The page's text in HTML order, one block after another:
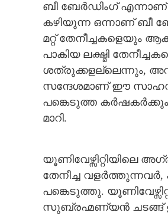
ബീ ബേർഡിംഗ് എന്നാണ്
കഴിയുന്ന ഒന്നാണ് ബീ
മറ്റ് തേനീച്ചകളെയും
പാകിയ ലക്ഷ്മി
ശത്രുക്കളല്ലെന്നും,
സന്ദേശമാണ് ഈ
പങ്കെടുത്ത
മാറി.
യൂണിവേഴ്സിറ്റിയിലെ
തേനീച്ച
പങ്കെടുത്തു.
സുബ്രഹ്മണ്യൻ ചടങ്ങ്